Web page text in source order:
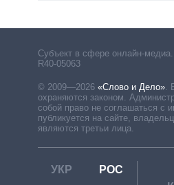
Субъект в сфере онлайн-
R40-05063
© 2009—2026 «Слово и Дело».
охраняются законом.
собой право не соглашаться с
публикуется на сайте,
являются третьи лица.
УКР РОС